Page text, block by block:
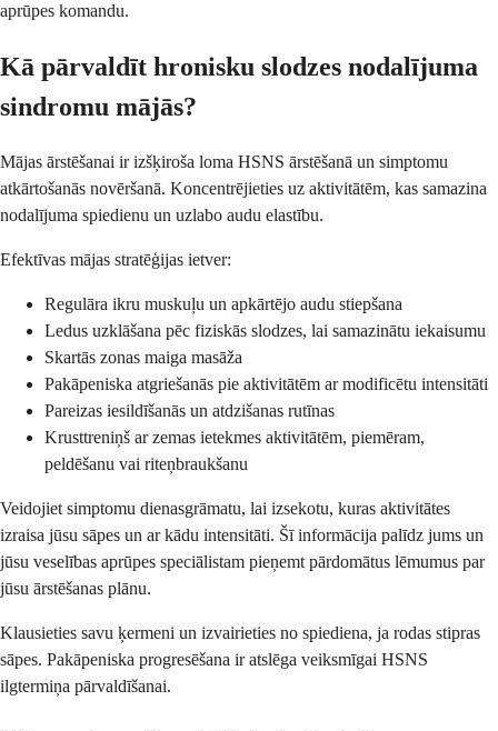
aprūpes komandu.
Kā pārvaldīt hronisku slodzes nodalījuma
sindromu mājās?
Mājas ārstēšanai ir izšķiroša loma HSNS ārstēšanā un simptomu
atkārtošanās novēršanā. Koncentrējieties uz aktivitātēm, kas samazina
nodalījuma spiedienu un uzlabo audu elastību.
Efektīvas mājas stratēģijas ietver:
Regulāra ikru muskuļu un apkārtējo audu stiepšana
Ledus uzklāšana pēc fiziskās slodzes, lai samazinātu iekaisumu
Skartās zonas maiga masāža
Pakāpeniska atgriešanās pie aktivitātēm ar modificētu intensitāti
Pareizas iesildīšanās un atdzišanas rutīnas
Krusttreniņš ar zemas ietekmes aktivitātēm, piemēram,
peldēšanu vai riteņbraukšanu
Veidojiet simptomu dienasgrāmatu, lai izsekotu, kuras aktivitātes
izraisa jūsu sāpes un ar kādu intensitāti. Šī informācija palīdz jums un
jūsu veselības aprūpes speciālistam pieņemt pārdomātus lēmumus par
jūsu ārstēšanas plānu.
Klausieties savu ķermeni un izvairieties no spiediena, ja rodas stipras
sāpes. Pakāpeniska progresēšana ir atslēga veiksmīgai HSNS
ilgtermiņa pārvaldīšanai.